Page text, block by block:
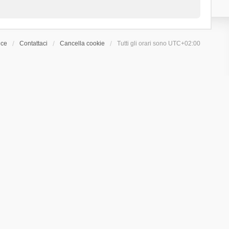
Contattaci Cancella cookie Tutti gli orari sono UTC+02:00